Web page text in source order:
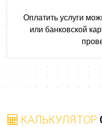
Оплатить услуги
или банковской
КАЛЬКУЛЯТОР